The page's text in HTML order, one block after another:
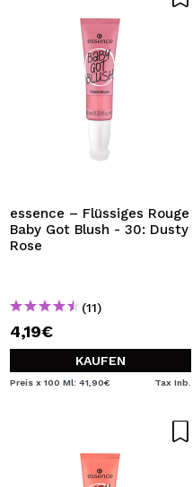
essence – Flüssiges Rouge
Baby Got Blush - 30: Dusty
Rose
(11)
4,19€
KAUFEN
Preis x 100 Ml: 41,90€ Tax Inb.